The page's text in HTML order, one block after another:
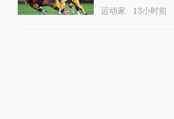
运动家 13小时前